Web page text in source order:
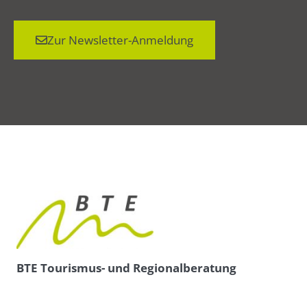
Zur Newsletter-Anmeldung
BTE Tourismus- und Regionalberatung